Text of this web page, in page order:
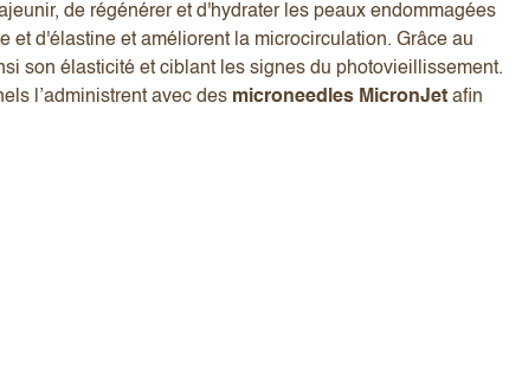
de régénérer et d'hydrater les peaux endommagées
et d'élastine et améliorent la microcirculation. Grâce au
son élasticité et ciblant les signes du photovieillissement.
l’administrent avec des microneedles MicronJet afin